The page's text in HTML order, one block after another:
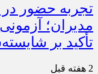
تجربه حضور در
مدیران؛
تأکید بر
2 هفته قبل